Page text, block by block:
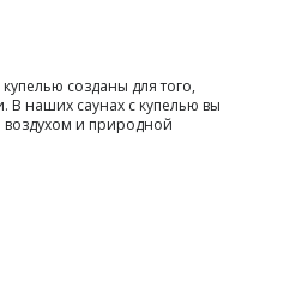
созданы для того,
наших саунах с купелью вы
воздухом и природной